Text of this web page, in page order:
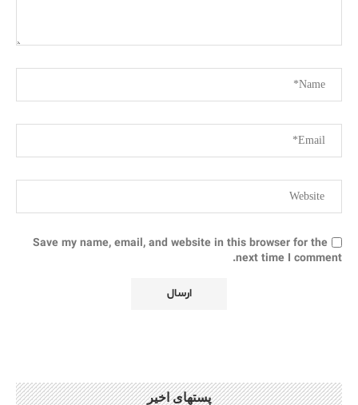
Save my name, email, and website in this browser for the
next time I comment.
پستهای اخیر